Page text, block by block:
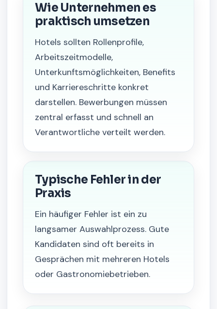
Wie Unternehmen es
praktisch umsetzen
Hotels sollten Rollenprofile,
Arbeitszeitmodelle,
Unterkunftsmöglichkeiten, Benefits
und Karriereschritte konkret
darstellen. Bewerbungen müssen
zentral erfasst und schnell an
Verantwortliche verteilt werden.
Typische Fehler in der
Praxis
Ein häufiger Fehler ist ein zu
langsamer Auswahlprozess. Gute
Kandidaten sind oft bereits in
Gesprächen mit mehreren Hotels
oder Gastronomiebetrieben.